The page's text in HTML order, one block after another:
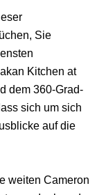
Sie
Kitchen at
dem 360-Grad-
sich um sich
auf die
weiten Cameron